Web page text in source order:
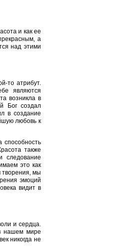
и как ее
а
над этими
то атрибут.
являются
возникла в
Бог создал
в создание
любовь к
способность
также
следование
это как
творения, мы
эмоций
видит в
и сердца.
нашем мире
никогда не